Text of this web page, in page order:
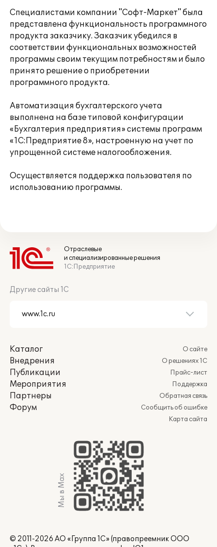
Специалистами компании "Софт-Маркет" была
представлена функциональность программного
продукта заказчику. Заказчик убедился в
соответствии функциональных возможностей
программы своим текущим потребностям и было
принято решение о приобретении
программного продукта.
Автоматизация бухгалтерского учета
выполнена на базе типовой конфигурации
«Бухгалтерия предприятия» системы программ
«1С:Предприятие 8», настроенную на учет по
упрощенной системе налогообложения.
Осуществляется поддержка пользователя по
использованию программы.
Отраслевые
и специализированные решения
1С:Предприятие
Другие сайты 1С
Каталог
Внедрения
Публикации
Мероприятия
Партнеры
Форум
О сайте
О решениях 1С
Прайс-лист
Поддержка
Обратная связь
Сообщить об ошибке
Карта сайта
Мы в Max
© 2011-2026 АО «Группа 1С» (правопреемник ООО